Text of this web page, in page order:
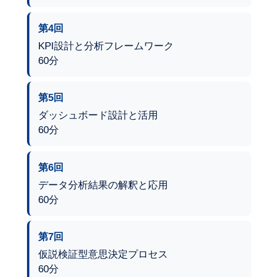
第4回
KPI設計と分析フレームワーク
60分
第5回
ダッシュボード設計と活用
60分
第6回
データ分析結果の解釈と応用
60分
第7回
仮説検証型意思決定プロセス
60分